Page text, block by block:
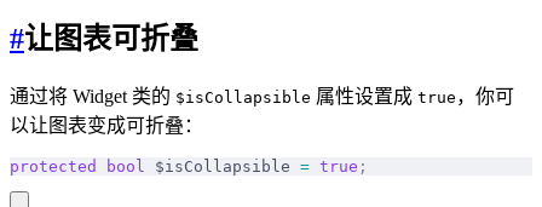
#让图表可折叠
通过将 Widget 类的 $isCollapsible 属性设置成 true ，你可
以让图表变成可折叠：
protected bool $isCollapsible = true ;